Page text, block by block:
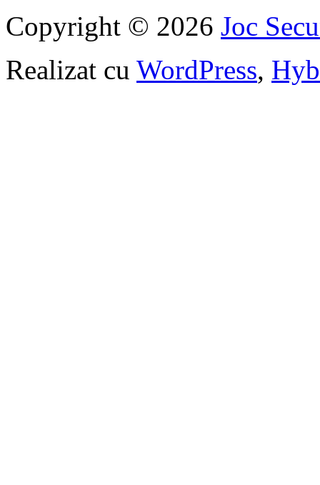
Copyright © 2026 Joc
Realizat cu WordPress,